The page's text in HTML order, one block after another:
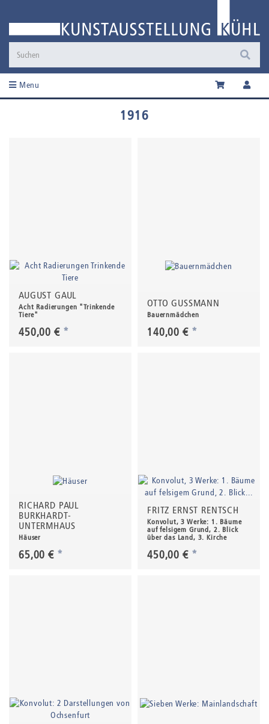
Menu
1916
AUGUST GAUL
Acht Radierungen "Trinkende
Tiere"
450,00 € *
OTTO GUSSMANN
Bauernmädchen
140,00 € *
RICHARD PAUL
BURKHARDT-
UNTERMHAUS
Häuser
65,00 € *
FRITZ ERNST RENTSCH
Konvolut, 3 Werke: 1. Bäume
auf felsigem Grund, 2. Blick
über das Land, 3. Kirche
450,00 € *